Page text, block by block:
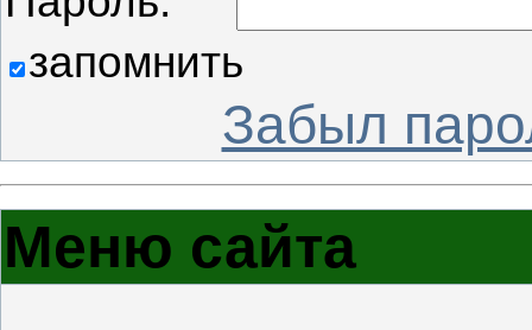
запомнить
Забыл
Меню сайта